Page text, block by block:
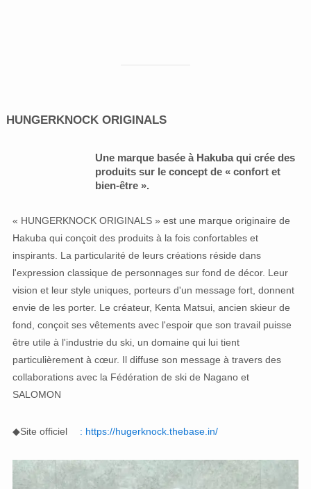
HUNGERKNOCK ORIGINALS
Une marque basée à Hakuba qui crée des
produits sur le concept de « confort et
bien-être ».
« HUNGERKNOCK ORIGINALS » est une marque originaire de
Hakuba qui conçoit des produits à la fois confortables et
inspirants. La particularité de leurs créations réside dans
l'expression classique de personnages sur fond de décor. Leur
vision et leur style uniques, porteurs d'un message fort, donnent
envie de les porter. Le créateur, Kenta Matsui, ancien skieur de
fond, conçoit ses vêtements avec l'espoir que son travail puisse
être utile à l'industrie du ski, un domaine qui lui tient
particulièrement à cœur. Il diffuse son message à travers des
collaborations avec la Fédération de ski de Nagano et
SALOMON
◆Site officiel : https://hugerknock.thebase.in/